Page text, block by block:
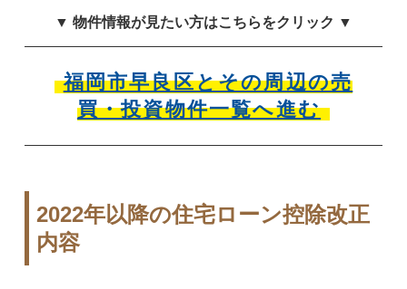
▼ 物件情報が見たい方はこちらをクリック ▼
福岡市早良区とその周辺の売
買・投資物件一覧へ進む
2022年以降の住宅ローン控除改正
内容